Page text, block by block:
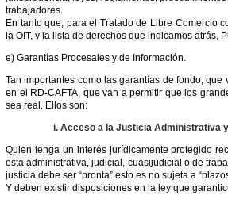
trabajadores.
En tanto que, para el Tratado de Libre Comercio
la OIT, y la lista de derechos que indicamos atrás,
e) Garantías Procesales y de Información.
Tan importantes como las garantías de fondo,
en el RD-CAFTA, que van a permitir que los
sea real. Ellos son:
i. Acceso a la Justicia Administrativa
Quien tenga un interés jurídicamente protegido
esta administrativa, judicial, cuasijudicial o de
justicia debe ser “pronta” esto es no sujeta a
Y deben existir disposiciones en la ley que